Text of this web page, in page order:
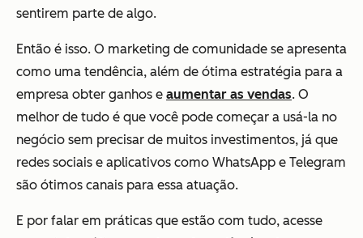
sentirem parte de algo.
Então é isso. O marketing de comunidade se apresenta
como uma tendência, além de ótima estratégia para a
empresa obter ganhos e aumentar as vendas. O
melhor de tudo é que você pode começar a usá-la no
negócio sem precisar de muitos investimentos, já que
redes sociais e aplicativos como WhatsApp e Telegram
são ótimos canais para essa atuação.
E por falar em práticas que estão com tudo, acesse